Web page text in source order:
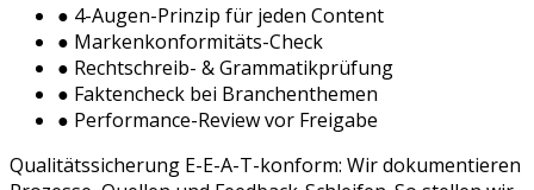
● 4-Augen-Prinzip für jeden Content
● Markenkonformitäts-Check
● Rechtschreib- & Grammatikprüfung
● Faktencheck bei Branchenthemen
● Performance-Review vor Freigabe
Qualitätssicherung E-E-A-T-konform: Wir dokumentieren